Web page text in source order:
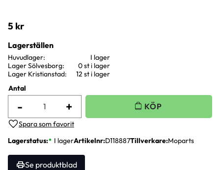
5 kr
Antal
+
-
Lägg till i favoriter
Lagerstatus I lagerArtikelnr D118887Tillverkare Moparts
Se produktblad
Lagerställen
Huvudlager
I lager
Lager Sölvesborg
0 st i lager
Lager Kristianstad
12 st i lager